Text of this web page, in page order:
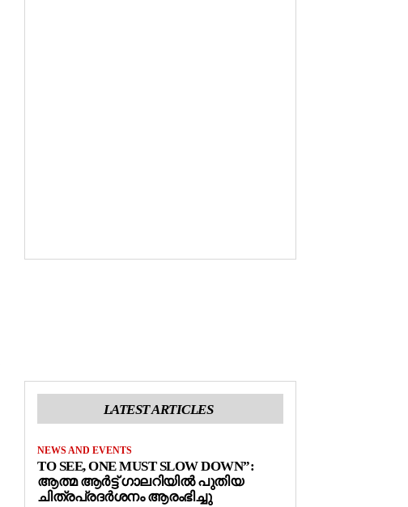
LATEST ARTICLES
NEWS AND EVENTS
TO SEE, ONE MUST SLOW DOWN”:
ആത്മ ആർട്ട് ഗാലറിയിൽ പുതിയ
ചിത്രപ്രദർശനം ആരംഭിച്ചു